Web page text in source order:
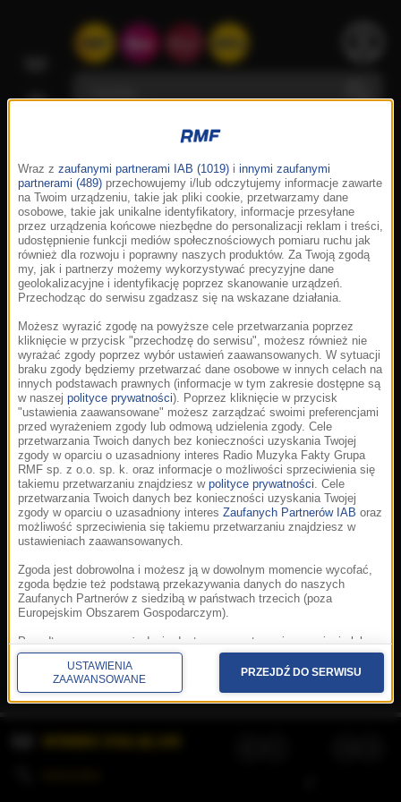
Korzystanie z portalu oznacza akceptację
Prywatność.Aplikacje.© 2026 Radio Muzyka
Fakty Grupa RMF sp. z o.o. sp. k.
Wraz z zaufanymi partnerami IAB (1019) i innymi zaufanymi
partnerami (489) przechowujemy i/lub odczytujemy informacje zawarte
na Twoim urządzeniu, takie jak pliki cookie, przetwarzamy dane
osobowe, takie jak unikalne identyfikatory, informacje przesyłane
przez urządzenia końcowe niezbędne do personalizacji reklam i treści,
udostępnienie funkcji mediów społecznościowych pomiaru ruchu jak
również dla rozwoju i poprawny naszych produktów. Za Twoją zgodą
my, jak i partnerzy możemy wykorzystywać precyzyjne dane
geolokalizacyjne i identyfikację poprzez skanowanie urządzeń.
Przechodząc do serwisu zgadzasz się na wskazane działania.
Możesz wyrazić zgodę na powyższe cele przetwarzania poprzez
kliknięcie w przycisk "przechodzę do serwisu", możesz również nie
wyrażać zgody poprzez wybór ustawień zaawansowanych. W sytuacji
braku zgody będziemy przetwarzać dane osobowe w innych celach na
innych podstawach prawnych (informacje w tym zakresie dostępne są
w naszej polityce prywatności). Poprzez kliknięcie w przycisk
"ustawienia zaawansowane" możesz zarządzać swoimi preferencjami
przed wyrażeniem zgody lub odmową udzielenia zgody. Cele
przetwarzania Twoich danych bez konieczności uzyskania Twojej
zgody w oparciu o uzasadniony interes Radio Muzyka Fakty Grupa
RMF sp. z o.o. sp. k. oraz informacje o możliwości sprzeciwienia się
takiemu przetwarzaniu znajdziesz w polityce prywatności. Cele
przetwarzania Twoich danych bez konieczności uzyskania Twojej
zgody w oparciu o uzasadniony interes Zaufanych Partnerów IAB oraz
możliwość sprzeciwienia się takiemu przetwarzaniu znajdziesz w
ustawieniach zaawansowanych.
Zgoda jest dobrowolna i możesz ją w dowolnym momencie wycofać,
zgoda będzie też podstawą przekazywania danych do naszych
Zaufanych Partnerów z siedzibą w państwach trzecich (poza
Europejskim Obszarem Gospodarczym).
Ponadto masz prawo żądania dostępu, sprostowania, usunięcia lub
ograniczenia przetwarzania danych, a także złożenia skargi do
Prezesa Urzędu Ochrony Danych Osobowych. W polityce prywatności
znajdziesz informacje jak wykonać swoje prawa. Szczegółowe
informacje na temat przetwarzania Twoich danych znajdują się w
USTAWIENIA
ZAAWANSOWANE
PRZEJDŹ DO SERWISU